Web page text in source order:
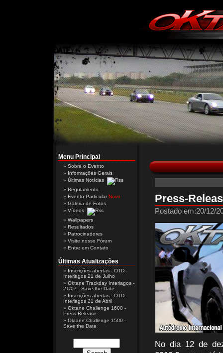
Press-
Postado em:20/12/
No dia 12 de
Menu Principal
Sobre o Evento
Informações Gerais
Últimas Notícias
Regulamento
Evento ParticularNovo
Galeria de Fotos
Vídeos
Wallpapers
Resultados
Patrocinadores
Visite nosso Fórum
Entre em Contato
Últimas Atualizações
Inscrições abertas - OTD -
Interlagos 21 de Julho
Oktane Trackday Interlagos -
21/07 - Save the Date
Inscrições abertas - OTD -
Interlagos 21 de Abril
Oktane Challenge 1600 -
Press Release
Oktane Challenge 1500 -
Save the Date